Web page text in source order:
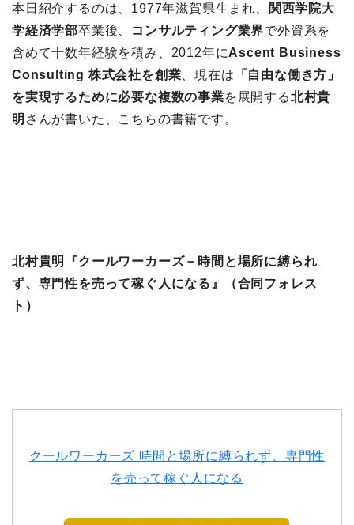
本日紹介するのは、1977年滋賀県生まれ、
関西学院大
学経済学部卒業後、 コンサルティング業界で外資系を
含めて十数年経験を積み、2012年にAscent Business
Consulting 株式会社を創業 、現在は 「自由な働き方」
を実現するために必要な複数の事業を展開する北村貴
明 さんが書いた、こちらの書籍です。
北村貴明『クールワーカーズ－時間と場所に縛られ
ず、専門性を売って稼ぐ人になる』（合同フォレス
ト）
クールワーカーズ 時間と場所に縛られず、専門性
を売って稼ぐ人になる